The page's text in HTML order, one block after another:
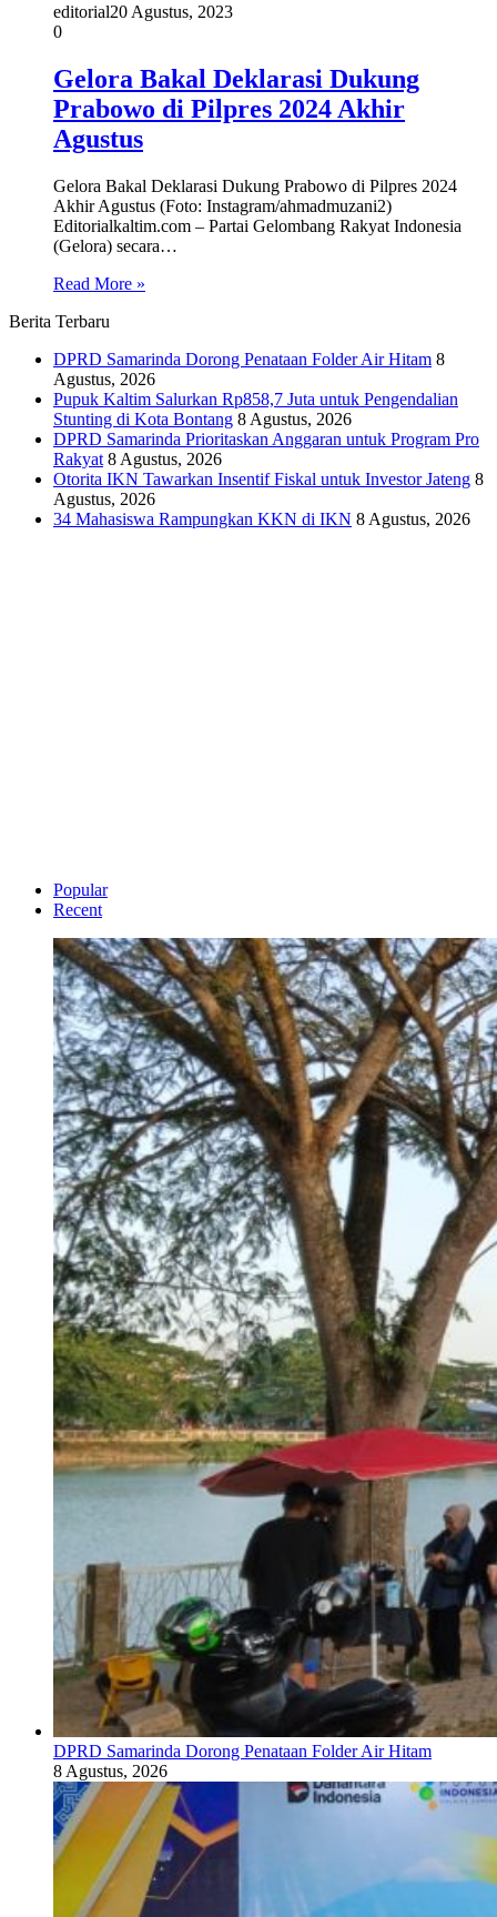
editorial20 Agustus, 2023
0
Gelora Bakal Deklarasi Dukung
Prabowo di Pilpres 2024 Akhir
Agustus
Gelora Bakal Deklarasi Dukung Prabowo di Pilpres 2024
Akhir Agustus (Foto: Instagram/ahmadmuzani2)
Editorialkaltim.com – Partai Gelombang Rakyat Indonesia
(Gelora) secara…
Read More »
Berita Terbaru
DPRD Samarinda Dorong Penataan Folder Air Hitam 8
Agustus, 2026
Pupuk Kaltim Salurkan Rp858,7 Juta untuk Pengendalian
Stunting di Kota Bontang 8 Agustus, 2026
DPRD Samarinda Prioritaskan Anggaran untuk Program Pro
Rakyat 8 Agustus, 2026
Otorita IKN Tawarkan Insentif Fiskal untuk Investor Jateng 8
Agustus, 2026
34 Mahasiswa Rampungkan KKN di IKN 8 Agustus, 2026
Popular
Recent
DPRD Samarinda Dorong Penataan Folder Air Hitam
8 Agustus, 2026